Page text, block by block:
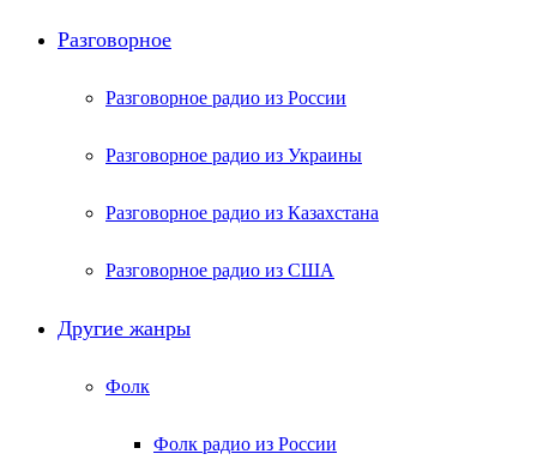
Разговорное
Разговорное радио из России
Разговорное радио из Украины
Разговорное радио из Казахстана
Разговорное радио из США
Другие жанры
Фолк
Фолк радио из России